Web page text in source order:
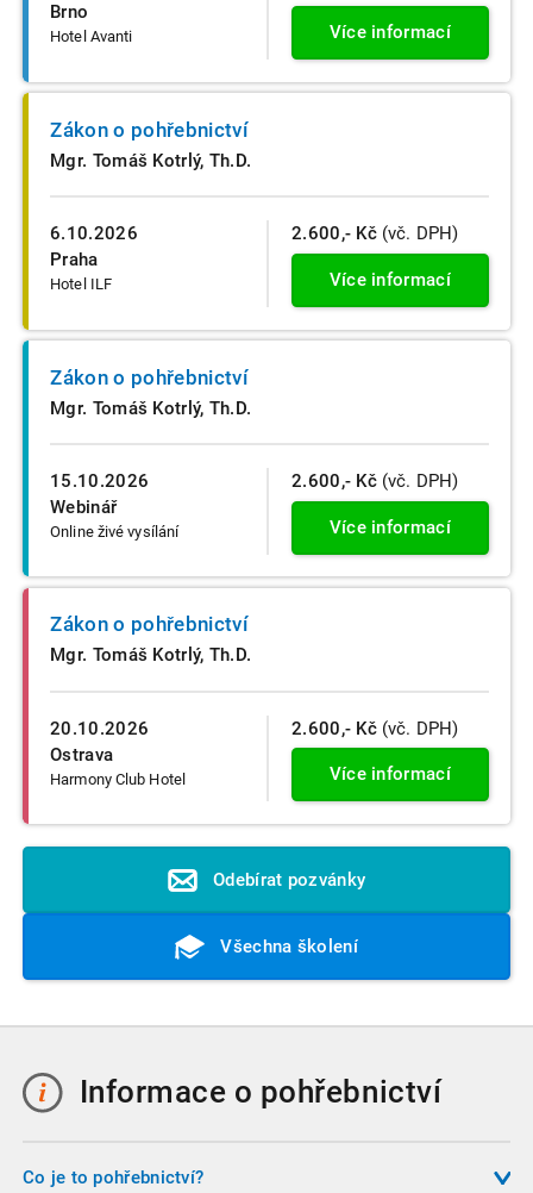
Brno
Hotel Avanti Více informací
6.10.2026
Praha
Hotel ILF
Zákon o pohřebnictví
Mgr. Tomáš Kotrlý, Th.D.
2.600,- Kč (vč. DPH)
Více informací
15.10.2026
Webinář
Online živé vysílání
Zákon o pohřebnictví
Mgr. Tomáš Kotrlý, Th.D.
2.600,- Kč (vč. DPH)
Více informací
20.10.2026
Ostrava
Harmony Club Hotel
Zákon o pohřebnictví
Mgr. Tomáš Kotrlý, Th.D.
2.600,- Kč (vč. DPH)
Více informací
Odebírat pozvánky
Všechna školení
Informace o pohřebnictví
Co je to pohřebnictví?